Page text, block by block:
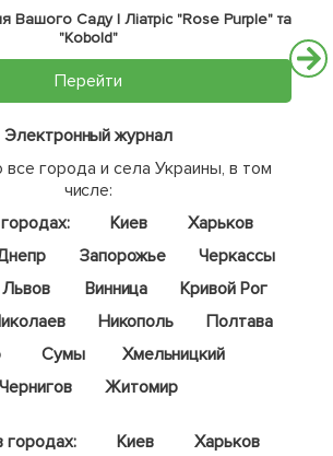
Вашого Саду | Ліатріс "Rose Purple" та
"Kobold"
Перейти
Электронный журнал
все города и села Украины, в том
числе:
Киев
Харьков
Запорожье
Черкассы
Львов Винница
Кривой Рог
Никополь
Полтава
Сумы
Хмельницкий
Чернигов
Житомир
Киев
Харьков